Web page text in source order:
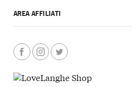
AREA AFFILIATI